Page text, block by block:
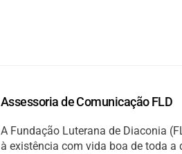
Assessoria de Comunicação FLD
A Fundação Luterana de Diaconia
à existência com vida boa de toda